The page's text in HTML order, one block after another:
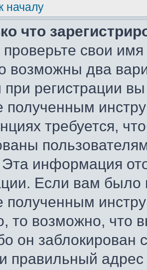
началу
что
свои
возможны два
при регистрации
полученным
требуется,
Эта информация
Если вам
полученным
то возможно, что
он
правильный адрес